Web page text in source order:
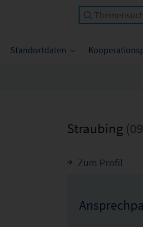
Standortdaten
Straubing
Zum Profil